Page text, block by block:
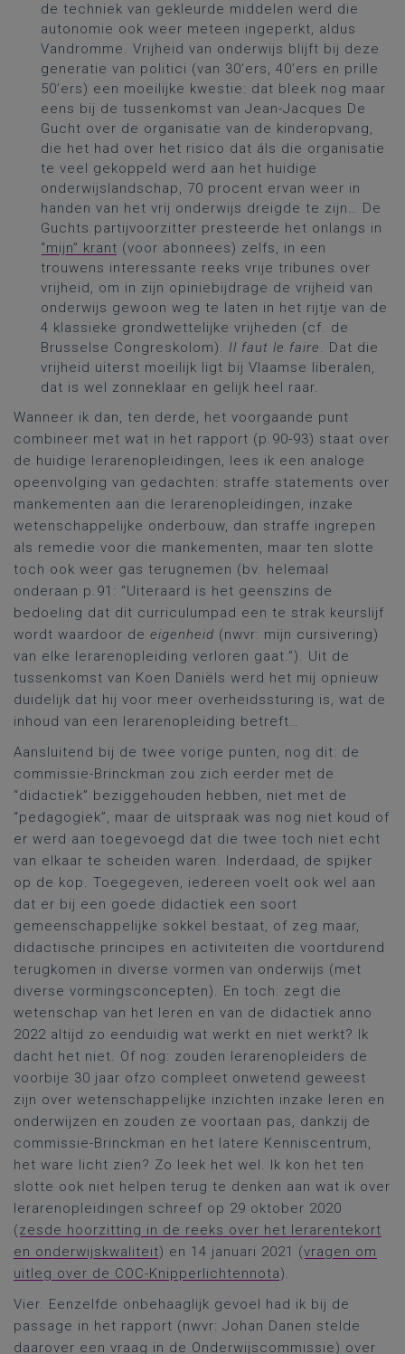
de techniek van gekleurde middelen werd die
autonomie ook weer meteen ingeperkt, aldus
Vandromme. Vrijheid van onderwijs blijft bij deze
generatie van politici (van 30’ers, 40’ers en prille
50’ers) een moeilijke kwestie: dat bleek nog maar
eens bij de tussenkomst van Jean-Jacques De
Gucht over de organisatie van de kinderopvang,
die het had over het risico dat áls die organisatie
te veel gekoppeld werd aan het huidige
onderwijslandschap, 70 procent ervan weer in
handen van het vrij onderwijs dreigde te zijn… De
Guchts partijvoorzitter presteerde het onlangs in
“mijn” krant (voor abonnees) zelfs, in een
trouwens interessante reeks vrije tribunes over
vrijheid, om in zijn opiniebijdrage de vrijheid van
onderwijs gewoon weg te laten in het rijtje van de
4 klassieke grondwettelijke vrijheden (cf. de
Brusselse Congreskolom). Il faut le faire. Dat die
vrijheid uiterst moeilijk ligt bij Vlaamse liberalen,
dat is wel zonneklaar en gelijk heel raar.
Wanneer ik dan, ten derde, het voorgaande punt
combineer met wat in het rapport (p.90-93) staat over
de huidige lerarenopleidingen, lees ik een analoge
opeenvolging van gedachten: straffe statements over
mankementen aan die lerarenopleidingen, inzake
wetenschappelijke onderbouw, dan straffe ingrepen
als remedie voor die mankementen, maar ten slotte
toch ook weer gas terugnemen (bv. helemaal
onderaan p.91: “Uiteraard is het geenszins de
bedoeling dat dit curriculumpad een te strak keurslijf
wordt waardoor de eigenheid (nwvr: mijn cursivering)
van elke lerarenopleiding verloren gaat.”). Uit de
tussenkomst van Koen Daniëls werd het mij opnieuw
duidelijk dat hij voor meer overheidssturing is, wat de
inhoud van een lerarenopleiding betreft…
Aansluitend bij de twee vorige punten, nog dit: de
commissie-Brinckman zou zich eerder met de
“didactiek” beziggehouden hebben, niet met de
“pedagogiek”, maar de uitspraak was nog niet koud of
er werd aan toegevoegd dat die twee toch niet echt
van elkaar te scheiden waren. Inderdaad, de spijker
op de kop. Toegegeven, iedereen voelt ook wel aan
dat er bij een goede didactiek een soort
gemeenschappelijke sokkel bestaat, of zeg maar,
didactische principes en activiteiten die voortdurend
terugkomen in diverse vormen van onderwijs (met
diverse vormingsconcepten). En toch: zegt die
wetenschap van het leren en van de didactiek anno
2022 altijd zo eenduidig wat werkt en niet werkt? Ik
dacht het niet. Of nog: zouden lerarenopleiders de
voorbije 30 jaar ofzo compleet onwetend geweest
zijn over wetenschappelijke inzichten inzake leren en
onderwijzen en zouden ze voortaan pas, dankzij de
commissie-Brinckman en het latere Kenniscentrum,
het ware licht zien? Zo leek het wel. Ik kon het ten
slotte ook niet helpen terug te denken aan wat ik over
lerarenopleidingen schreef op 29 oktober 2020
(zesde hoorzitting in de reeks over het lerarentekort
en onderwijskwaliteit) en 14 januari 2021 (vragen om
uitleg over de COC-Knipperlichtennota).
Vier. Eenzelfde onbehaaglijk gevoel had ik bij de
passage in het rapport (nwvr: Johan Danen stelde
daarover een vraag in de Onderwijscommissie) over